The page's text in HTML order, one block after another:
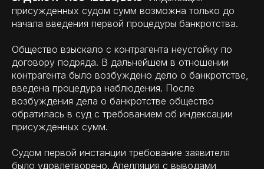
присужденных судом сумм возможна только до
начала введения первой процедуры банкротства.
Общество взыскало с контрагента неустойку по
договору подряда. В дальнейшем в отношении
контрагента было возбуждено дело о банкротстве,
введена процедура наблюдения. После
возбуждения дела о банкротстве общество
обратилась в суд с требованием об индексации
присужденных сумм.
Судом первой инстанции требование заявителя
было удовлетворено. Апелляция с выводами